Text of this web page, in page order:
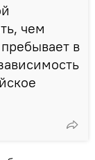
чем
в